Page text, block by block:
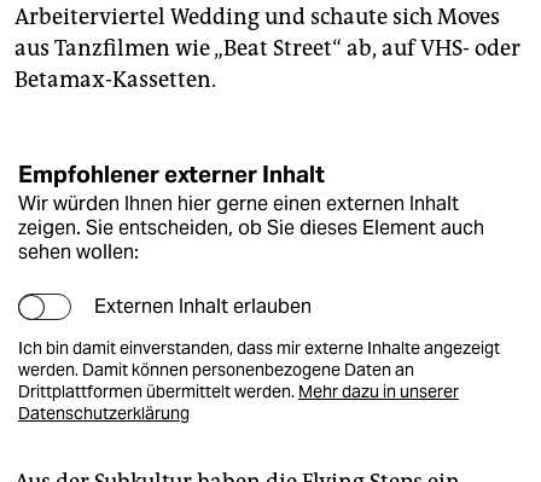
Arbeiterviertel Wedding und schaute sich Moves
aus Tanzfilmen wie „Beat Street“ ab, auf VHS- oder
Betamax-Kassetten.
Empfohlener externer Inhalt
Wir würden Ihnen hier gerne einen externen Inhalt
zeigen. Sie entscheiden, ob Sie dieses Element auch
sehen wollen:
Externen Inhalt erlauben
Ich bin damit einverstanden, dass mir externe Inhalte angezeigt
werden. Damit können personenbezogene Daten an
Drittplattformen übermittelt werden. Mehr dazu in unserer
Datenschutzerklärung